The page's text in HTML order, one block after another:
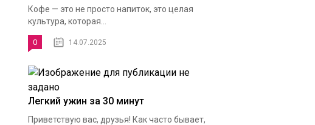
Кофе — это не просто напиток, это целая
культура, которая...
0 14.07.2025
Легкий ужин за 30 минут
Приветствую вас, друзья! Как часто бывает,